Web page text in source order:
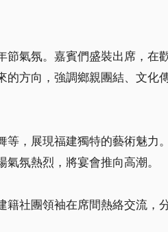
氣氛。嘉賓們盛裝出席，在
方向，強調鄉親團結、文化
，展現福建獨特的藝術魅力
氛熱烈，將宴會推向高潮。
籍社團領袖在席間熱絡交流，